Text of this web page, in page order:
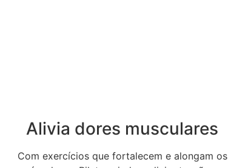
Alivia dores musculares
Com exercícios que fortalecem e alongam os